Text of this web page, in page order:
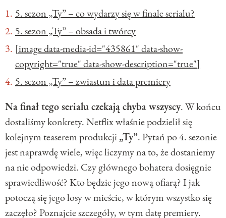
5. sezon „Ty” – co wydarzy się w finale serialu?
5. sezon „Ty” – obsada i twórcy
[image data-media-id="435861" data-show-
copyright="true" data-show-description="true"]
5. sezon „Ty” – zwiastun i data premiery
Na finał tego serialu czekają chyba wszyscy. W końcu
dostaliśmy konkrety. Netflix właśnie podzielił się
kolejnym teaserem produkcji„Ty”. Pytań po 4. sezonie
jest naprawdę wiele, więc liczymy na to, że dostaniemy
na nie odpowiedzi. Czy głównego bohatera dosięgnie
sprawiedliwość? Kto będzie jego nową ofiarą? I jak
potoczą się jego losy w mieście, w którym wszystko się
zaczęło? Poznajcie szczegóły, w tym datę premiery.